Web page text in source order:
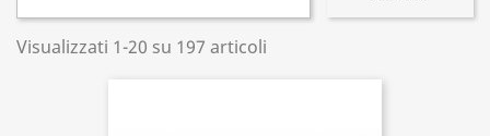
Visualizzati 1-20 su 197 articoli